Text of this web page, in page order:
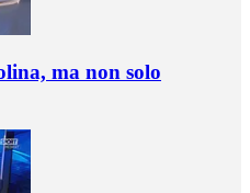
ma non solo